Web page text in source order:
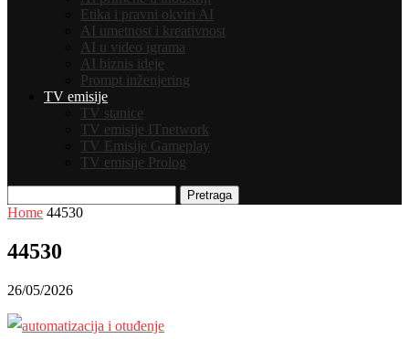
Etika i pravni okviri AI
AI umetnost i kreativnost
AI u video igrama
AI biznis ideje
Prompt inženjering
TV emisije
TV stanice
TV emisije ITnetwork
TV Emisije Gameplay
TV emisije Prolog
Pretraga
Home 44530
44530
26/05/2026